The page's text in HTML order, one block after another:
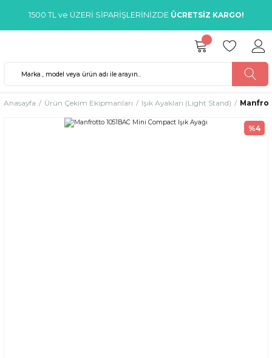
1500 TL ve ÜZERİ SİPARİŞLERİNİZDE ÜCRETSİZ KARGO!
Anasayfa Ürün Çekim Ekipmanları Işık Ayakları (Light Stand)
%4